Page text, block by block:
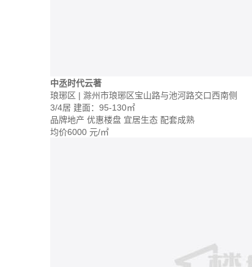
中丞时代云著
琅琊区 | 滁州市琅琊区宝山路与池河路交口西南侧
3/4居 建面：95-130㎡
品牌地产 优惠楼盘 宜居生态 配套成熟
均价6000 元/㎡